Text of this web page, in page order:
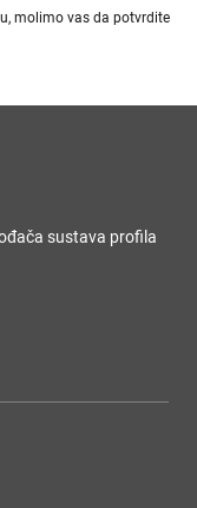
molimo vas da potvrdite
sustava profila